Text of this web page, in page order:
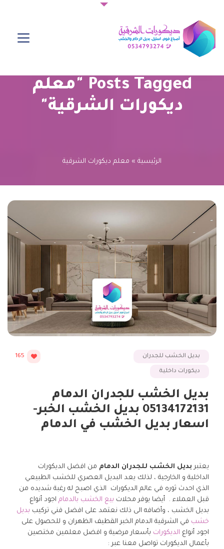
Posts Tagged "معلم
ديكورات الشرقية"
الرئيسية » معلم ديكورات الشرقية
بديل الخشب للجدران
ديكورات داخلية
165
بديل الخشب للجدران الدمام
05134172131 بديل الخشب الخبر-
اسعار بديل الخشب في الدمام
يعتبر بديل الخشب للجدران الدمام من افضل الديكورات
الداخلية و الخارجية ، لذلك يعد البديل العصري للخشب الطبيعي
الذي احدث ثوره في عالم الديكورات الذي اصبح له رغبة شديده من
قبل العملاء . أيضا يوفر محلات بيع الخشب بالدمام اجود أنواع
بديل الخشب ، وأضافه الى ذلك نعتمد على افضل فني تركيب بديل
خشب في الشرقية الدمام الخبر القطيف الظهران و للحصول على
اجود أنواع الديكورات بأسعار مرضية و افضل معلمين مختصين
بأعمال الديكورات تواصل معنا عبر :